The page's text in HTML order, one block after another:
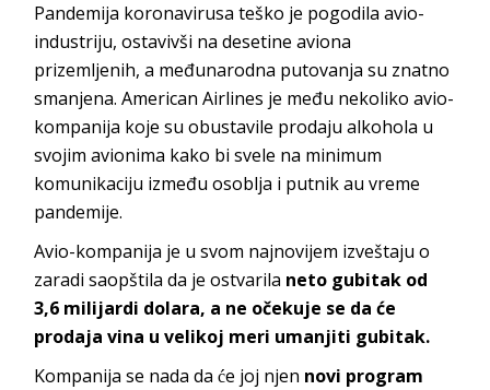
Pandemija koronavirusa teško je pogodila avio-
industriju, ostavivši na desetine aviona
prizemljenih, a međunarodna putovanja su znatno
smanjena. American Airlines je među nekoliko avio-
kompanija koje su obustavile prodaju alkohola u
svojim avionima kako bi svele na minimum
komunikaciju između osoblja i putnik au vreme
pandemije.
Avio-kompanija je u svom najnovijem izveštaju o
zaradi saopštila da je ostvarila neto gubitak od
3,6 milijardi dolara, a ne očekuje se da će
prodaja vina u velikoj meri umanjiti gubitak.
Kompanija se nada da će joj njen novi program